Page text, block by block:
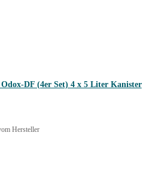
DF (4er Set) 4 x 5 Liter Kanister
Hersteller